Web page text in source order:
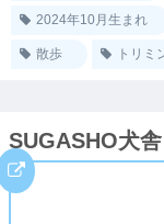
2024年10月生まれ
散歩 トリミ
SUGASHO犬